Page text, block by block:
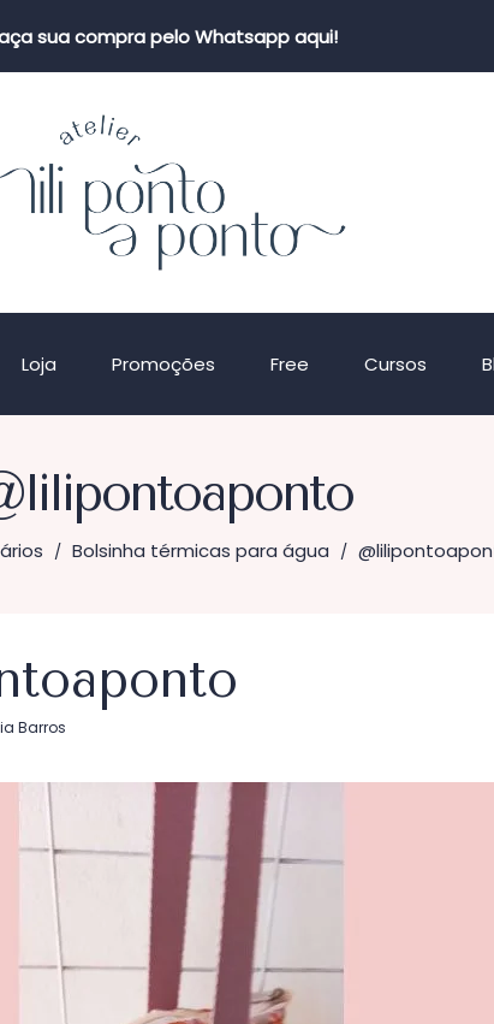
sua compra pelo Whatsapp aqui!
Loja Promoções Free Cursos
/ Bolsinha térmicas para água /
Barros